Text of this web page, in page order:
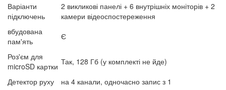
Варіанти
підключень
2 викликові панелі + 6 внутрішніх моніторів + 2
камери відеоспостереження
вбудована
пам'ять
Є
Роз'єм для
microSD картки Так, 128 Гб (у комплекті не йде)
Детектор руху
на 4 канали, одночасно запис з 1